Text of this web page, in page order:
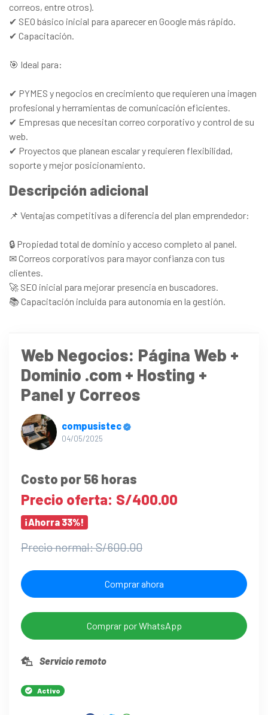
correos, entre otros).
✔ SEO básico inicial para aparecer en Google más rápido.
✔ Capacitación.
🎯 Ideal para:
✔ PYMES y negocios en crecimiento que requieren una imagen
profesional y herramientas de comunicación eficientes.
✔ Empresas que necesitan correo corporativo y control de su
web.
✔ Proyectos que planean escalar y requieren flexibilidad,
soporte y mejor posicionamiento.
Descripción adicional
📌 Ventajas competitivas a diferencia del plan emprendedor:
🔒 Propiedad total de dominio y acceso completo al panel.
✉ Correos corporativos para mayor confianza con tus
clientes.
🚀 SEO inicial para mejorar presencia en buscadores.
📚 Capacitación incluida para autonomía en la gestión.
Web Negocios: Página Web +
Dominio .com + Hosting +
Panel y Correos
compusistec
04/05/2025
Costo por 56 horas
Precio oferta: S/400.00
¡Ahorra 33%!
Precio normal: S/600.00
Comprar ahora
Comprar por WhatsApp
Servicio remoto
Activo